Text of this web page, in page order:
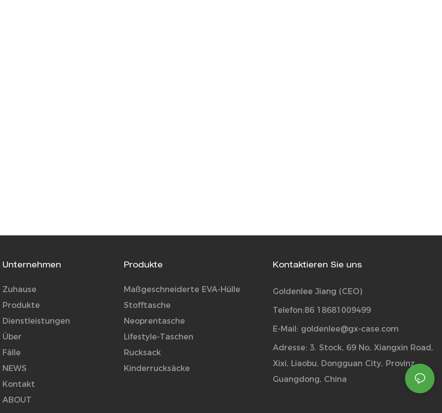
Unternehmen
Zuhause
Produkte
Dienstleistungen
Über
Fälle
NEWS
Kontakt
ABOUT
Produkte
Maßgeschneiderte EVA-Hülle
Stofftasche
Neoprentasche
Lifestyle-Taschen
Rucksack
Kinderrucksäcke
Kontaktieren Sie uns
Goldenlee Jiang (CEO)
Telefon:86 18681009499
E-Mail: goldenlee@gx-case.com
Adresse: 3. Stock, 69 No, Xiangxin Road,
Xixi, Liaobu, Dongguan City, Provinz
Guangdong, China